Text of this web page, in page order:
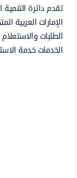
تقدم دائرة
الإمارات العربية
الطلبات
الخدمات خدمة